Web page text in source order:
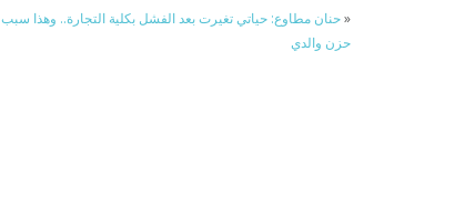
«حنان مطاوع: حياتي تغيرت بعد الفشل بكلية التجارة.. وهذا سبب
حزن والدي